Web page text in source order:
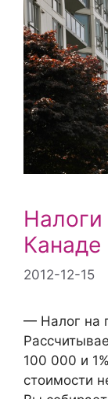
Канаде
2012-12-15
— Налог на
100 000 и
стоимости